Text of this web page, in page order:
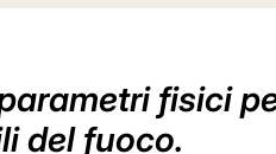
fisici
del fuoco.